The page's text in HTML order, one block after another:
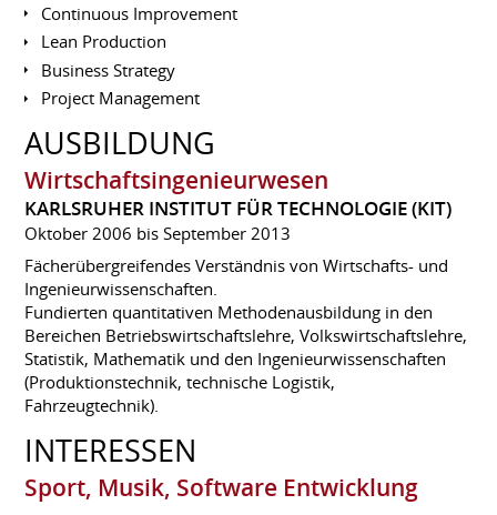
Continuous Improvement
Lean Production
Business Strategy
Project Management
AUSBILDUNG
Wirtschaftsingenieurwesen
KARLSRUHER INSTITUT FÜR TECHNOLOGIE (KIT)
Oktober 2006 bis September 2013
Fächerübergreifendes Verständnis von Wirtschafts- und
Ingenieurwissenschaften.
Fundierten quantitativen Methodenausbildung in den
Bereichen Betriebswirtschaftslehre, Volkswirtschaftslehre,
Statistik, Mathematik und den Ingenieurwissenschaften
(Produktionstechnik, technische Logistik,
Fahrzeugtechnik).
INTERESSEN
Sport, Musik, Software Entwicklung